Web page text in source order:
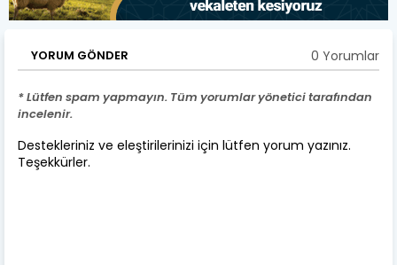
YORUM GÖNDER 0 Yorumlar
* Lütfen spam yapmayın. Tüm yorumlar yönetici tarafından
incelenir.
Destekleriniz ve eleştirilerinizi için lütfen yorum yazınız.
Teşekkürler.